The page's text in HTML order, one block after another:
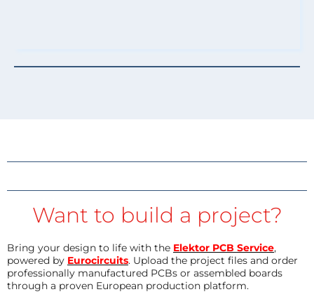
Want to build a project?
Bring your design to life with the Elektor PCB Service,
powered by Eurocircuits. Upload the project files and order
professionally manufactured PCBs or assembled boards
through a proven European production platform.